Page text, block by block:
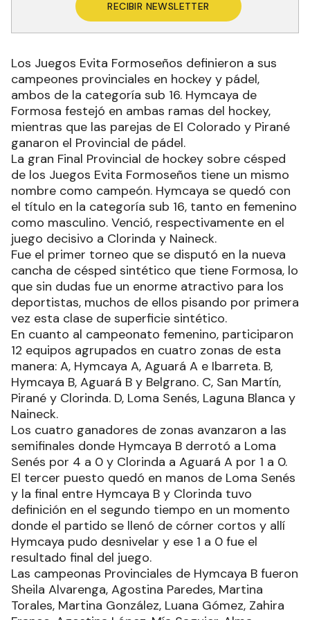
RECIBIR NEWSLETTER
Los Juegos Evita Formoseños definieron a sus
campeones provinciales en hockey y pádel,
ambos de la categoría sub 16. Hymcaya de
Formosa festejó en ambas ramas del hockey,
mientras que las parejas de El Colorado y Pirané
ganaron el Provincial de pádel.
La gran Final Provincial de hockey sobre césped
de los Juegos Evita Formoseños tiene un mismo
nombre como campeón. Hymcaya se quedó con
el título en la categoría sub 16, tanto en femenino
como masculino. Venció, respectivamente en el
juego decisivo a Clorinda y Naineck.
Fue el primer torneo que se disputó en la nueva
cancha de césped sintético que tiene Formosa, lo
que sin dudas fue un enorme atractivo para los
deportistas, muchos de ellos pisando por primera
vez esta clase de superficie sintético.
En cuanto al campeonato femenino, participaron
12 equipos agrupados en cuatro zonas de esta
manera: A, Hymcaya A, Aguará A e Ibarreta. B,
Hymcaya B, Aguará B y Belgrano. C, San Martín,
Pirané y Clorinda. D, Loma Senés, Laguna Blanca y
Naineck.
Los cuatro ganadores de zonas avanzaron a las
semifinales donde Hymcaya B derrotó a Loma
Senés por 4 a 0 y Clorinda a Aguará A por 1 a 0.
El tercer puesto quedó en manos de Loma Senés
y la final entre Hymcaya B y Clorinda tuvo
definición en el segundo tiempo en un momento
donde el partido se llenó de córner cortos y allí
Hymcaya pudo desnivelar y ese 1 a 0 fue el
resultado final del juego.
Las campeonas Provinciales de Hymcaya B fueron
Sheila Alvarenga, Agostina Paredes, Martina
Torales, Martina González, Luana Gómez, Zahira